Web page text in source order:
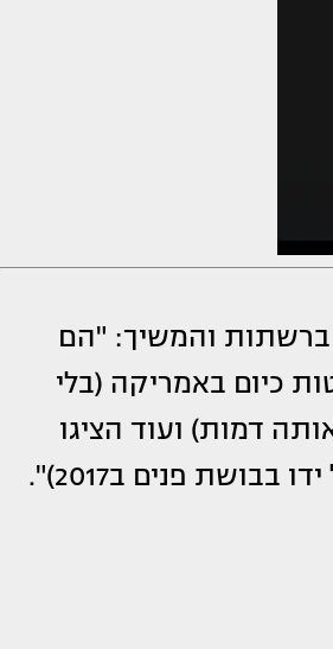
ברשתות והמשיך: "הם
כיום באמריקה (בלי
דמות) ועוד הציגו
פנים ב2017)".